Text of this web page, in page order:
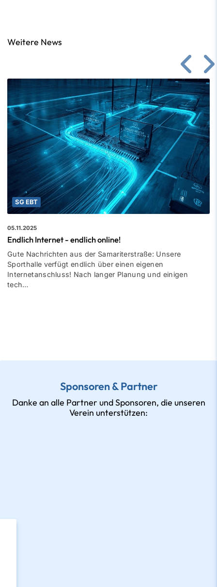
Weitere News
SG EBT
05.11.2025
Endlich Internet - endlich online!
Gute Nachrichten aus der Samariterstraße: Unsere
Sporthalle verfügt endlich über einen eigenen
Internetanschluss! Nach langer Planung und einigen
tech…
Sponsoren & Partner
Danke an alle Partner und Sponsoren, die unseren
Verein unterstützen: